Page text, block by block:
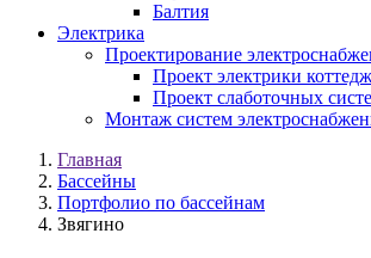
Балтия
Электрика
Проектирование
Проект электрики
Проект слаботочных
Монтаж систем
Главная
Бассейны
Портфолио по бассейнам
Звягино